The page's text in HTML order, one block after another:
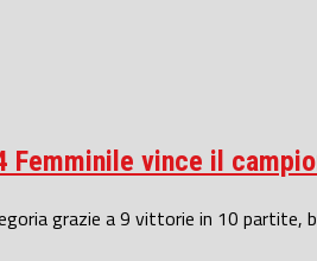
Femminile vince il
grazie a 9 vittorie in 10 partite,